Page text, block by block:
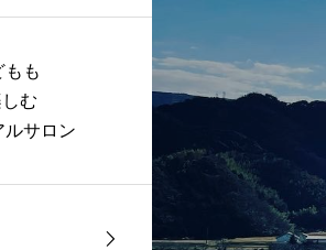
もも
しむ
ルサロン